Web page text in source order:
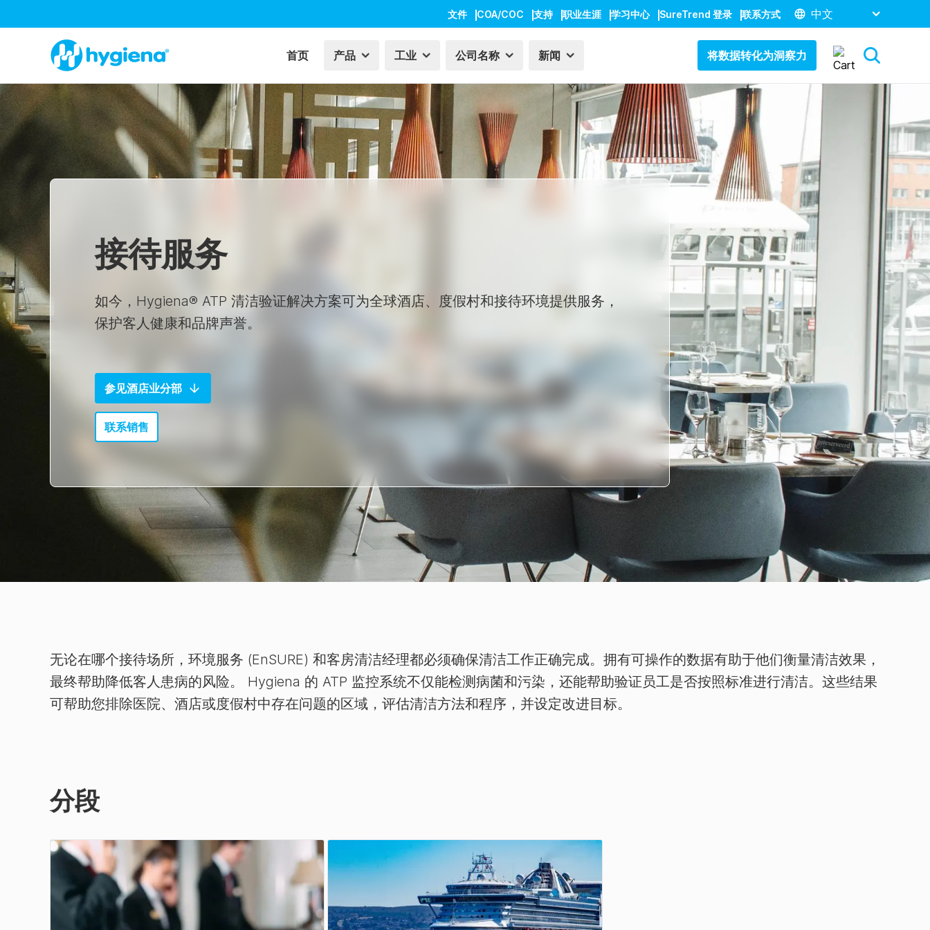
文件 COA/COC 支持 职业生涯 学习中心 SureTrend 登录 联系方式 中文
首页 产品 工业 公司名称 新闻 将数据转化为洞察力
接待服务
如今，Hygiena® ATP 清洁验证解决方案可为全球酒店、度假村和接待环境提供服务，
保护客人健康和品牌声誉。
参见酒店业分部
联系销售
无论在哪个接待场所，环境服务 (EnSURE) 和客房清洁经理都必须确保清洁工作正确完成。拥有可操作的数据有助于他们衡量清洁效果，
最终帮助降低客人患病的风险。 Hygiena 的 ATP 监控系统不仅能检测病菌和污染，还能帮助验证员工是否按照标准进行清洁。这些结果
可帮助您排除医院、酒店或度假村中存在问题的区域，评估清洁方法和程序，并设定改进目标。
分段